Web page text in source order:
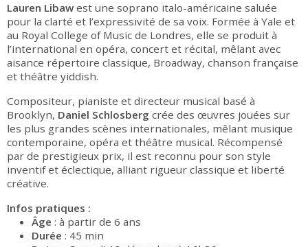
Lauren Libaw est une soprano italo-américaine saluée
pour la clarté et l’expressivité de sa voix. Formée à Yale et
au Royal College of Music de Londres, elle se produit à
l’international en opéra, concert et récital, mêlant avec
aisance répertoire classique, Broadway, chanson française
et théâtre yiddish.
Compositeur, pianiste et directeur musical basé à
Brooklyn, Daniel Schlosberg crée des œuvres jouées sur
les plus grandes scènes internationales, mêlant musique
contemporaine, opéra et théâtre musical. Récompensé
par de prestigieux prix, il est reconnu pour son style
inventif et éclectique, alliant rigueur classique et liberté
créative.
Infos pratiques :
Âge : à partir de 6 ans
Durée : 45 min